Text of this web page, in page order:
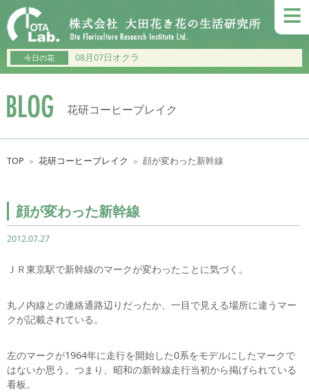
≡
今日の花 08月07日オクラ
花研コーヒーブレイク
TOP ＞ 花研コーヒーブレイク ＞ 顔が変わった新幹線
顔が変わった新幹線
2012.07.27
ＪＲ東京駅で新幹線のマークが変わったことに気づく。
丸ノ内線との連絡通路辺りだったか、一目で見える場所に違うマー
クが記載されている。
左のマークが1964年に走行を開始した0系をモデルにしたマークで
はないか思う。つまり、昭和の新幹線走行当初から掲げられている
看板。